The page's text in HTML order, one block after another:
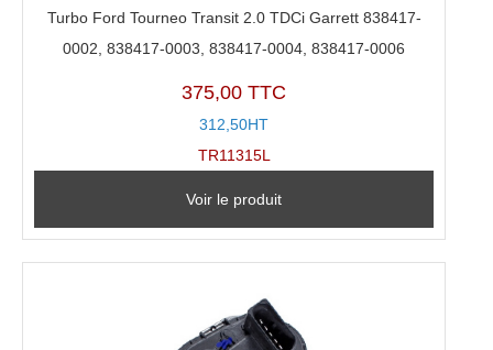
Turbo Ford Tourneo Transit 2.0 TDCi Garrett 838417-
0002, 838417-0003, 838417-0004, 838417-0006
375,00 TTC
312,50HT
TR11315L
Voir le produit